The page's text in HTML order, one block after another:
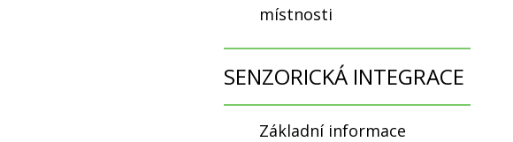
místnosti
SENZORICKÁ INTEGRACE
Základní informace